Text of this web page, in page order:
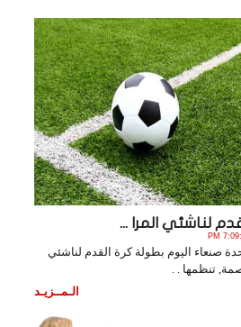
لناشئي المرا ...
صنعاء اليوم بطولة كرة القدم لناشئي
تنظمها . .
الـمــزيـد